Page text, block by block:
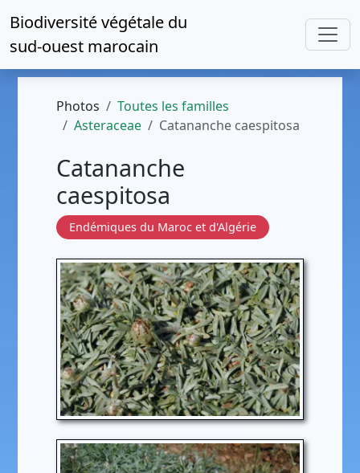
Biodiversité végétale du
sud-ouest marocain
Photos
Toutes les familles
Asteraceae
Catananche caespitosa
Catananche
caespitosa
Endémiques du Maroc et d'Algérie